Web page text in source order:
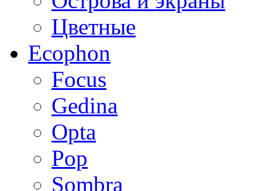
Цветные
Ecophon
Focus
Gedina
Opta
Pop
Sombra